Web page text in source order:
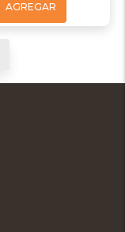
AGREGAR